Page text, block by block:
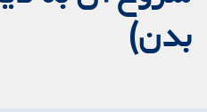
بدن)